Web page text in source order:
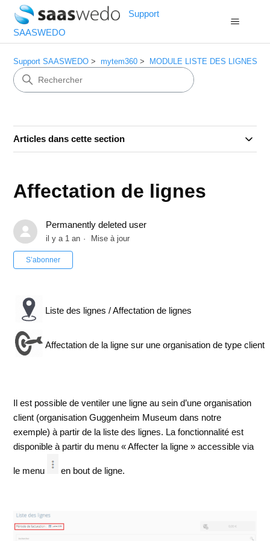
Support
SAASWEDO
Support SAASWEDO mytem360 MODULE LISTE DES LIGNES
Articles dans cette section
Affectation de lignes
Permanently deleted user
il y a 1 an Mise à jour
S’abonner
Liste des lignes / Affectation de lignes
Affectation de la ligne sur une organisation de type client
Il est possible de ventiler une ligne au sein d’une organisation
client (organisation Guggenheim Museum dans notre
exemple) à partir de la liste des lignes. La fonctionnalité est
disponible à partir du menu « Affecter la ligne » accessible via
le menu en bout de ligne.